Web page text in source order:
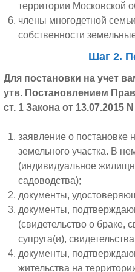
территории Московской
члены многодетной
собственности
Шаг 2.
Для постановки на учет
утв. Постановлением
ст. 1 Закона от 13.07.2015
заявление о постановке
земельного участка. В
(индивидуальное
садоводства);
документы,
документы,
(свидетельство о браке,
супруга(и),
документы,
жительства на